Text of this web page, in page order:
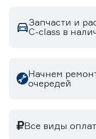
Запчасти и
C-class в
Начнем
очередей
Все виды